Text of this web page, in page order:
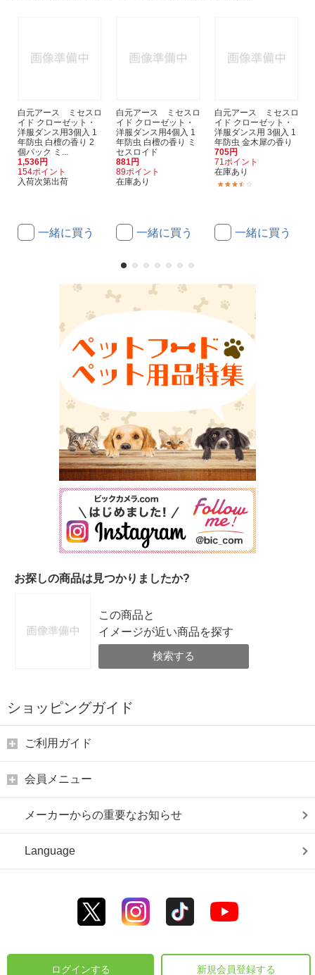
白元アース ミセスロ
イド クローゼット・
洋服ダンス用3個入 1
年防虫 白檀の香り 2
個パック ミ...
1,536円
154ポイント
入荷次第出荷
一緒に買う
白元アース ミセスロ
イド クローゼット・
洋服ダンス用4個入 1
年防虫 白檀の香り ミ
セスロイド
881円
89ポイント
在庫あり
一緒に買う
白元アース ミセスロ
イド クローゼット・
洋服ダンス用 3個入 1
年防虫 金木犀の香り
705円
71ポイント
在庫あり
一緒に買う
お探しの商品は見つかりましたか?
この商品と
イメージが近い商品を探す
検索する
ショッピングガイド
ご利用ガイド
会員メニュー
メーカーからの重要なお知らせ
Language
ログインする 新規会員登録する